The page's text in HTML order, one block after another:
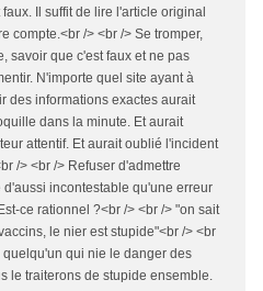
Il suffit de lire l'article original
compte.<br /> <br /> Se tromper,
savoir que c'est faux et ne pas
N'importe quel site ayant à
des informations exactes aurait
dans la minute. Et aurait
attentif. Et aurait oublié l'incident
/> <br /> Refuser d'admettre
incontestable qu'une erreur
ce rationnel ?<br /> <br /> "on sait
le nier est stupide"<br /> <br
quelqu'un qui nie le danger des
le traiterons de stupide ensemble.